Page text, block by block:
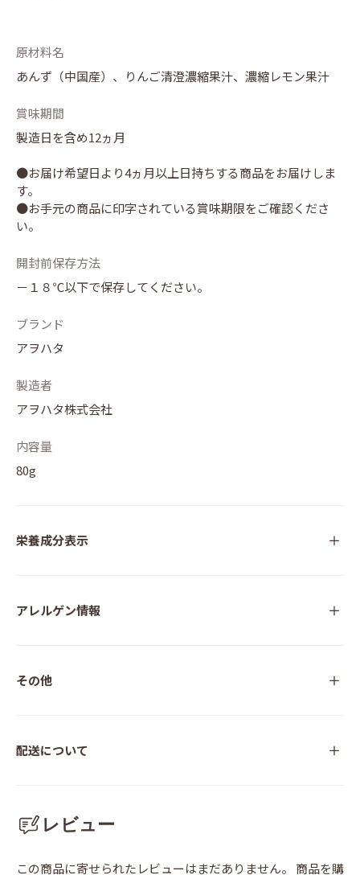
原材料名
あんず（中国産）、りんご清澄濃縮果汁、濃縮レモン果汁
賞味期間
製造日を含め12ヵ月
●お届け希望日より4ヵ月以上日持ちする商品をお届けしま
す。
●お手元の商品に印字されている賞味期限をご確認くださ
い。
開封前保存方法
－１８℃以下で保存してください。
ブランド
アヲハタ
製造者
アヲハタ株式会社
内容量
80g
栄養成分表示
アレルゲン情報
その他
配送について
レビュー
この商品に寄せられたレビューはまだありません。 商品を購